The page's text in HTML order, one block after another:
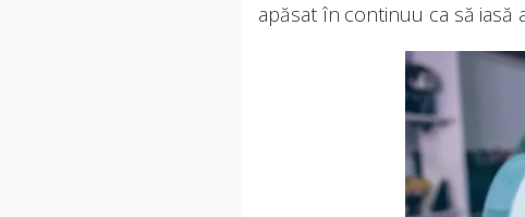
apăsat în continuu ca să